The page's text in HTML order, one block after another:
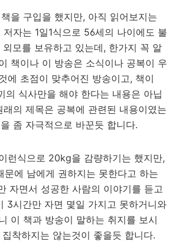
을 구입을 했지만, 아직 읽어보지는
자는 1일1식으로 56세의 나이에도 불
모를 보유하고 있는데, 한가지 꼭 알
책이나 이 방송은 소식이나 공복이 우
에 초점이 맞추어진 방송이고, 책이
의 식사만을 해야 한다는 내용은 아닙
의 제목은 공복에 관련된 내용이였는
좀 자극적으로 바꾼듯 합니다.
런식으로 20kg을 감량하기는 했지만,
문에 남에게 권하지는 못한다고 하는
자면서 성공한 사람의 이야기를 듣고
3시간만 자면 몇일 가지고 못하거니와
이 책과 방송이 말하는 취지를 보시
집착하지는 않는것이 좋을듯 합니다.